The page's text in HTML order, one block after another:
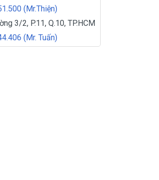
(Mr.Thiện)
3/2, P.11, Q.10, TP.HCM
(Mr. Tuấn)